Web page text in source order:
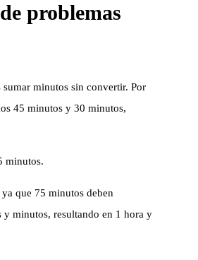
problemas
minutos sin convertir. Por
45 minutos y 30 minutos,
minutos.
que 75 minutos deben
y minutos, resultando en 1 hora y